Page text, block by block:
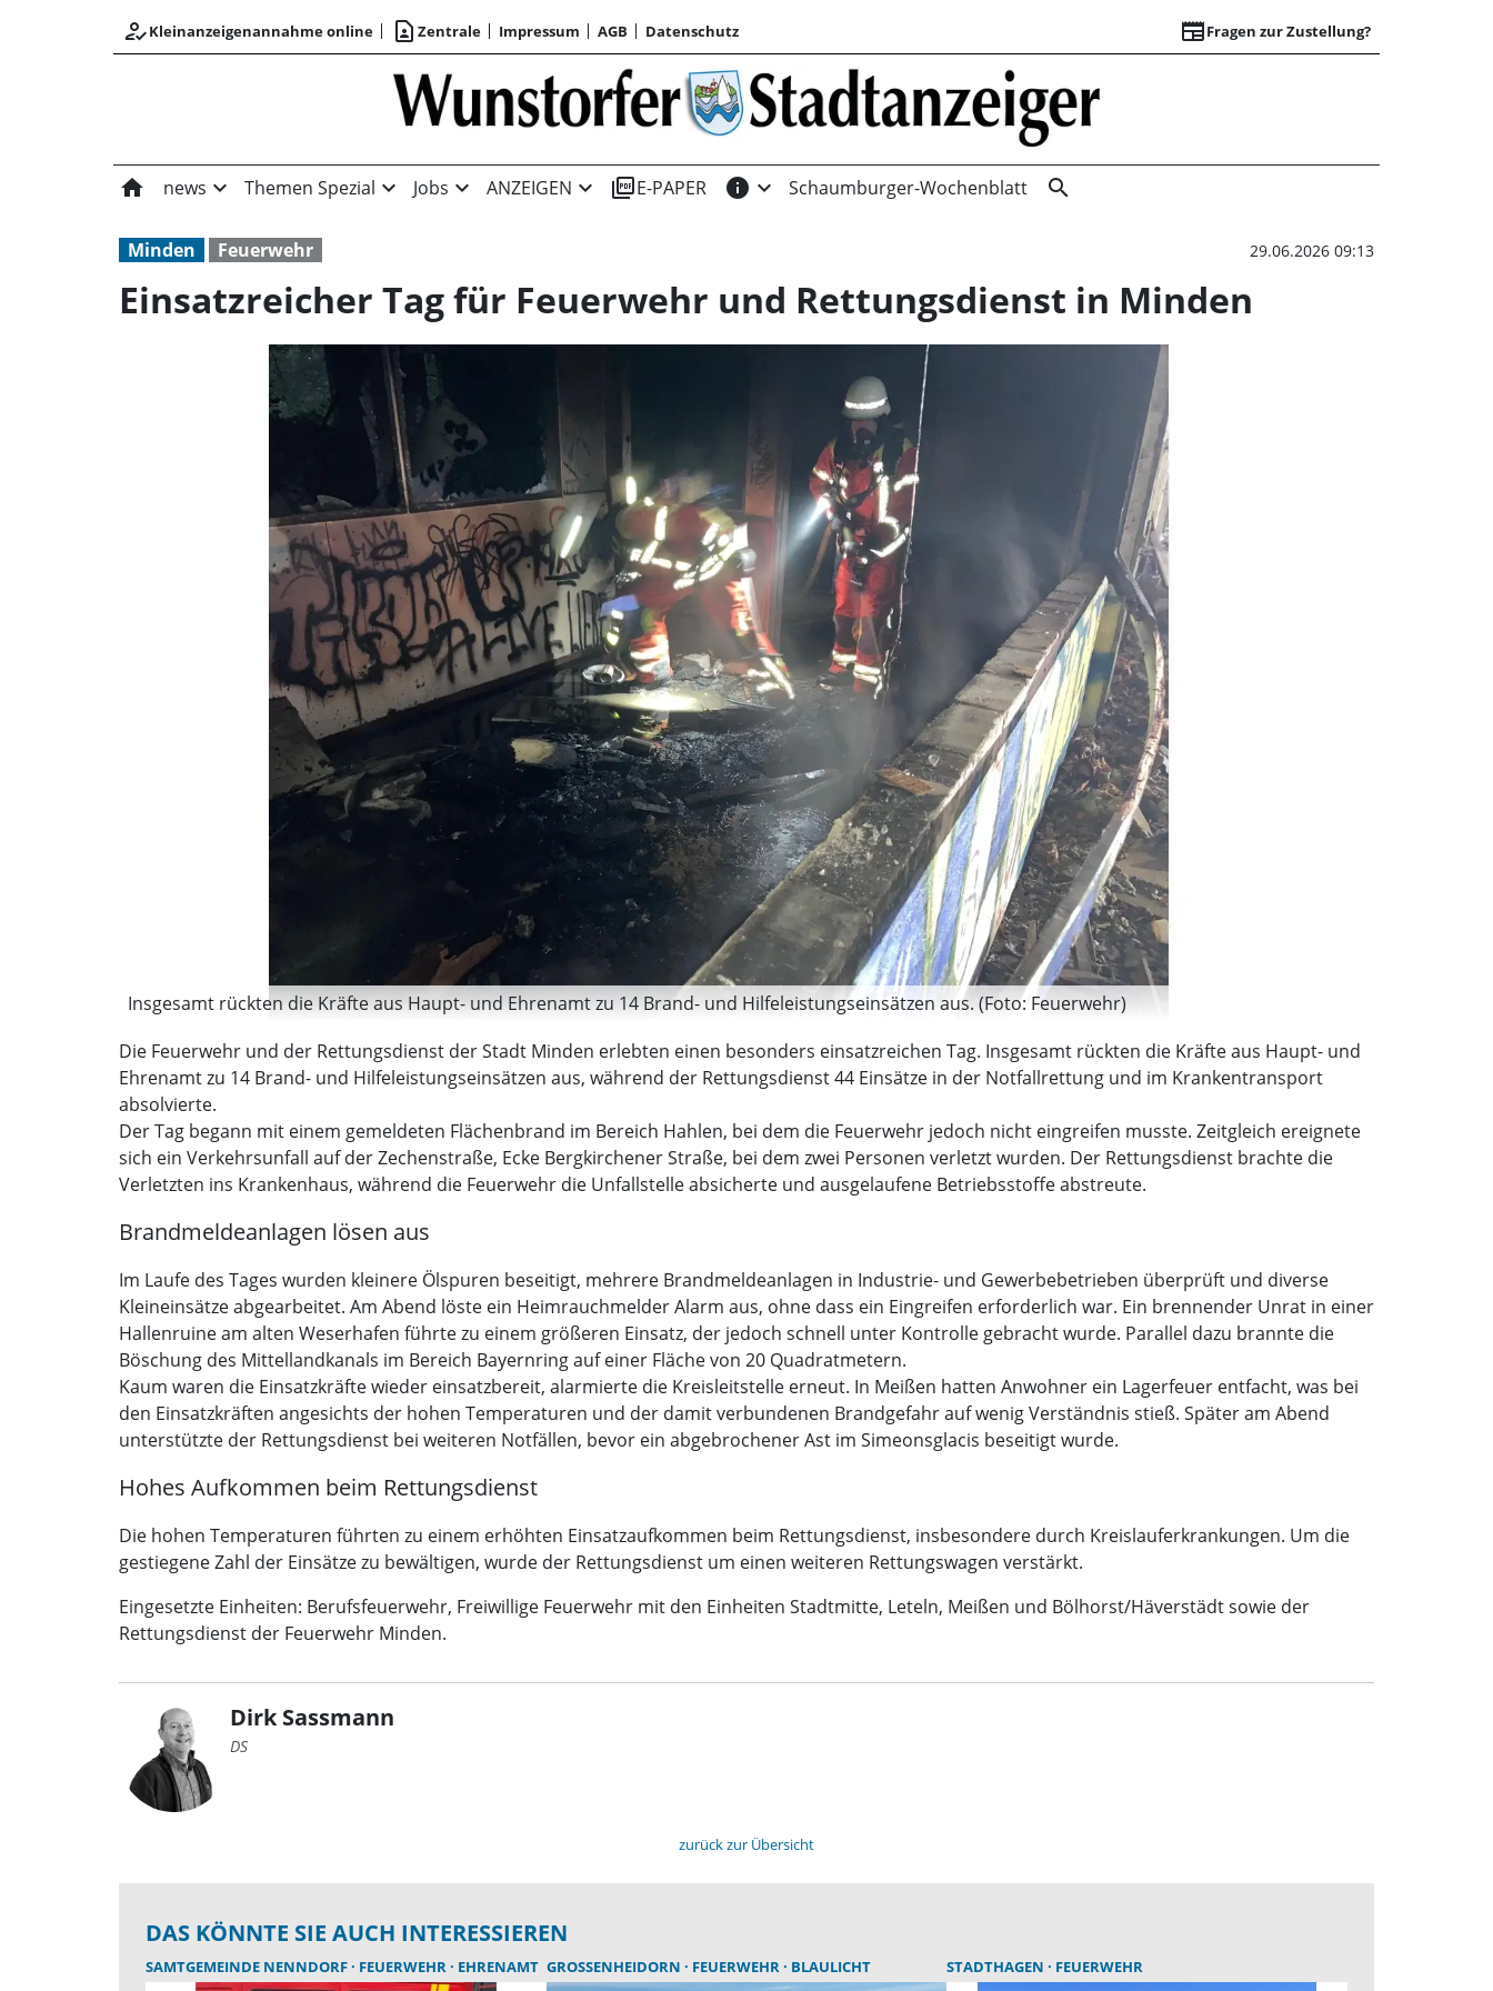
how_to_regKleinanzeigenannahme online contact_page Zentrale Impressum AGB Datenschutz newspaperFragen zur Zustellung?
Einsatzreicher
home news expand_more Themen Spezial expand_more Jobs expand_more ANZEIGEN expand_more picture_as_pdfE-PAPER info expand_more Schaumburger-Wochenblatt search
Minden Feuerwehr 29.06.2026 09:13
Einsatzreicher Tag für Feuerwehr und Rettungsdienst in Minden
Insgesamt rückten die Kräfte aus Haupt- und Ehrenamt zu 14 Brand- und Hilfeleistungseinsätzen aus. (Foto: Feuerwehr)
Die Feuerwehr und der Rettungsdienst der Stadt Minden erlebten einen besonders einsatzreichen Tag. Insgesamt rückten die Kräfte aus Haupt- und
Ehrenamt zu 14 Brand- und Hilfeleistungseinsätzen aus, während der Rettungsdienst 44 Einsätze in der Notfallrettung und im Krankentransport
absolvierte.
Der Tag begann mit einem gemeldeten Flächenbrand im Bereich Hahlen, bei dem die Feuerwehr jedoch nicht eingreifen musste. Zeitgleich ereignete
sich ein Verkehrsunfall auf der Zechenstraße, Ecke Bergkirchener Straße, bei dem zwei Personen verletzt wurden. Der Rettungsdienst brachte die
Verletzten ins Krankenhaus, während die Feuerwehr die Unfallstelle absicherte und ausgelaufene Betriebsstoffe abstreute.
Brandmeldeanlagen lösen aus
Im Laufe des Tages wurden kleinere Ölspuren beseitigt, mehrere Brandmeldeanlagen in Industrie- und Gewerbebetrieben überprüft und diverse
Kleineinsätze abgearbeitet. Am Abend löste ein Heimrauchmelder Alarm aus, ohne dass ein Eingreifen erforderlich war. Ein brennender Unrat in einer
Hallenruine am alten Weserhafen führte zu einem größeren Einsatz, der jedoch schnell unter Kontrolle gebracht wurde. Parallel dazu brannte die
Böschung des Mittellandkanals im Bereich Bayernring auf einer Fläche von 20 Quadratmetern.
Kaum waren die Einsatzkräfte wieder einsatzbereit, alarmierte die Kreisleitstelle erneut. In Meißen hatten Anwohner ein Lagerfeuer entfacht, was bei
den Einsatzkräften angesichts der hohen Temperaturen und der damit verbundenen Brandgefahr auf wenig Verständnis stieß. Später am Abend
unterstützte der Rettungsdienst bei weiteren Notfällen, bevor ein abgebrochener Ast im Simeonsglacis beseitigt wurde.
Hohes Aufkommen beim Rettungsdienst
Die hohen Temperaturen führten zu einem erhöhten Einsatzaufkommen beim Rettungsdienst, insbesondere durch Kreislauferkrankungen. Um die
gestiegene Zahl der Einsätze zu bewältigen, wurde der Rettungsdienst um einen weiteren Rettungswagen verstärkt.
Eingesetzte Einheiten: Berufsfeuerwehr, Freiwillige Feuerwehr mit den Einheiten Stadtmitte, Leteln, Meißen und Bölhorst/Häverstädt sowie der
Rettungsdienst der Feuerwehr Minden.
Dirk Sassmann
DS
zurück zur Übersicht
DAS KÖNNTE SIE AUCH INTERESSIEREN
SAMTGEMEINDE NENNDORF FEUERWEHR EHRENAMT GROSSENHEIDORN FEUERWEHR BLAULICHT STADTHAGEN FEUERWEHR